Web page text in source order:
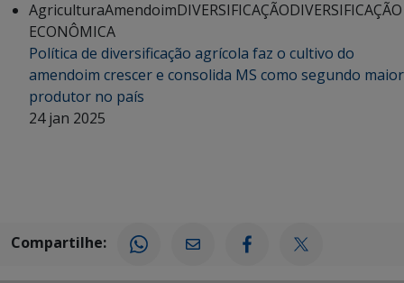
AgriculturaAmendoimDIVERSIFICAÇÃODIVERSIFICAÇÃO
ECONÔMICA
Política de diversificação agrícola faz o cultivo do
amendoim crescer e consolida MS como segundo maior
produtor no país
24 jan 2025
Compartilhe: